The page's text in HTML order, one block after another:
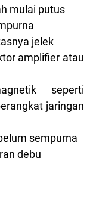
mulai putus
jelek
amplifier atau
seperti
jaringan
sempurna
debu